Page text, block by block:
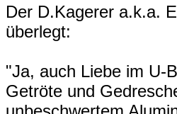
Der D.Kagerer a.k.a.
überlegt:
"Ja, auch Liebe im U-
Getröte und